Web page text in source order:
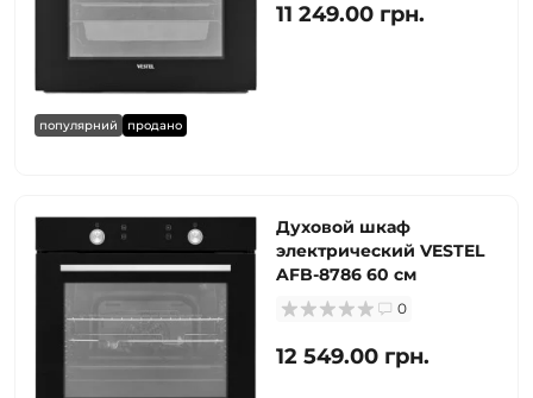
популярний продано
11 249.00 грн.
Духовой шкаф
электрический VESTEL
AFB-8786 60 см
0
12 549.00 грн.